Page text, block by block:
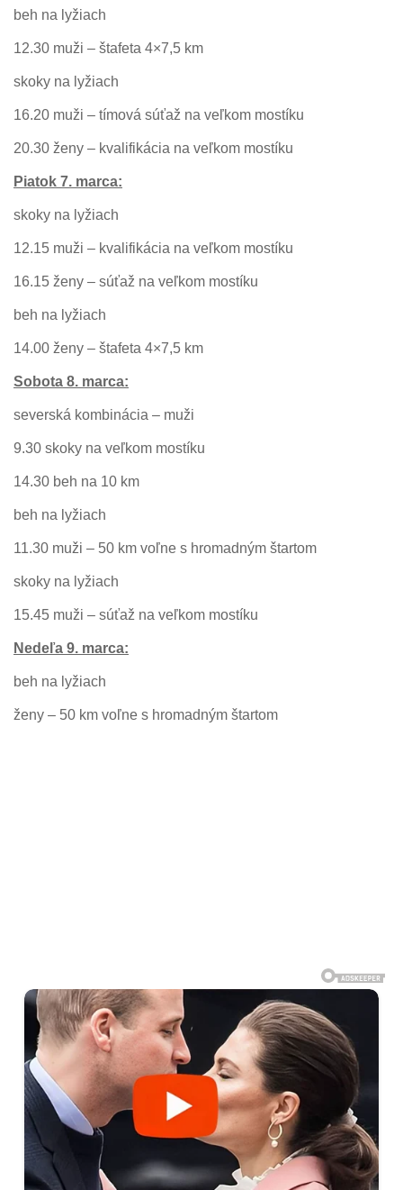
beh na lyžiach
12.30 muži – štafeta 4×7,5 km
skoky na lyžiach
16.20 muži – tímová súťaž na veľkom mostíku
20.30 ženy – kvalifikácia na veľkom mostíku
Piatok 7. marca:
skoky na lyžiach
12.15 muži – kvalifikácia na veľkom mostíku
16.15 ženy – súťaž na veľkom mostíku
beh na lyžiach
14.00 ženy – štafeta 4×7,5 km
Sobota 8. marca:
severská kombinácia – muži
9.30 skoky na veľkom mostíku
14.30 beh na 10 km
beh na lyžiach
11.30 muži – 50 km voľne s hromadným štartom
skoky na lyžiach
15.45 muži – súťaž na veľkom mostíku
Nedeľa 9. marca:
beh na lyžiach
ženy – 50 km voľne s hromadným štartom